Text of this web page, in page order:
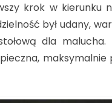
krok w kierunku
był udany,
dla